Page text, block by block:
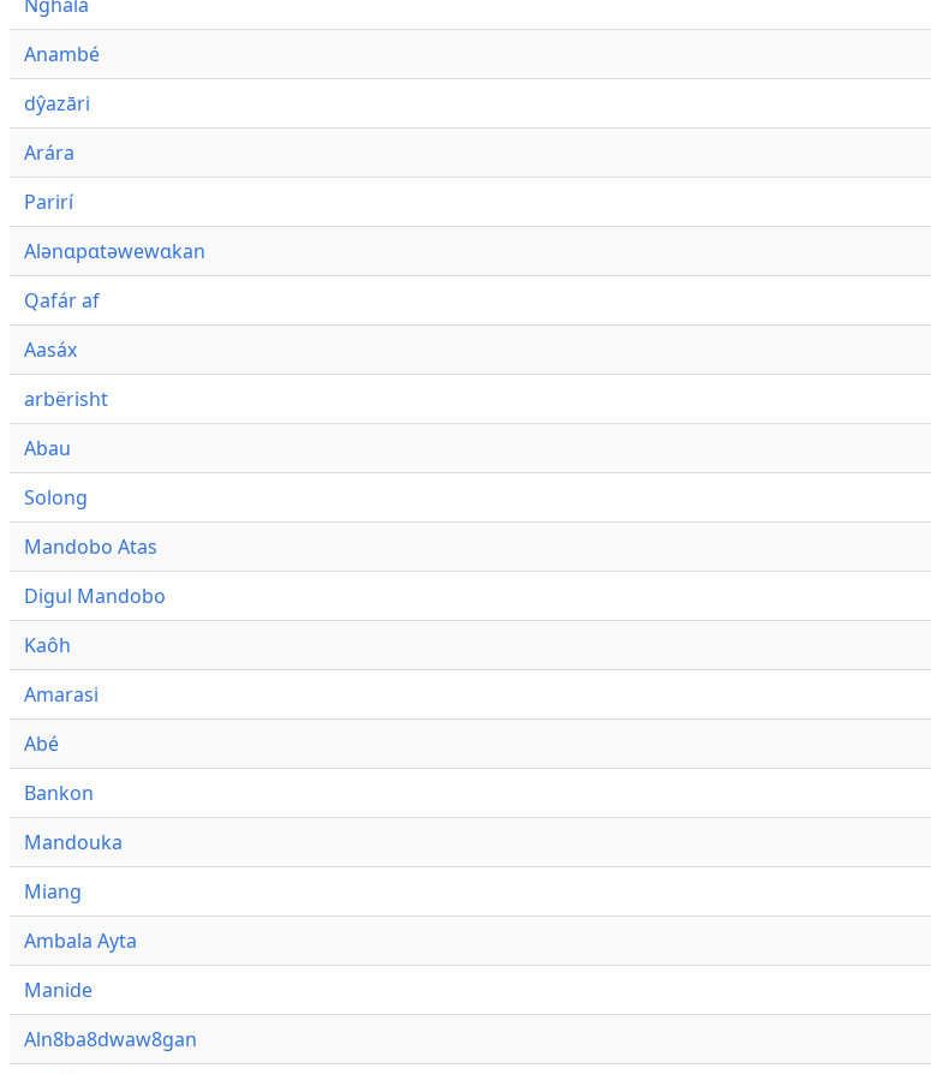
Anambé
dŷazāri
Arára
Parirí
Alənɑpɑtəwewɑkan
Qafár af
Aasáx
arbërisht
Abau
Solong
Mandobo Atas
Digul Mandobo
Kaôh
Amarasi
Abé
Bankon
Mandouka
Miang
Ambala Ayta
Manide
Aln8ba8dwaw8gan